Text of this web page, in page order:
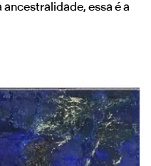
ancestralidade, essa é a